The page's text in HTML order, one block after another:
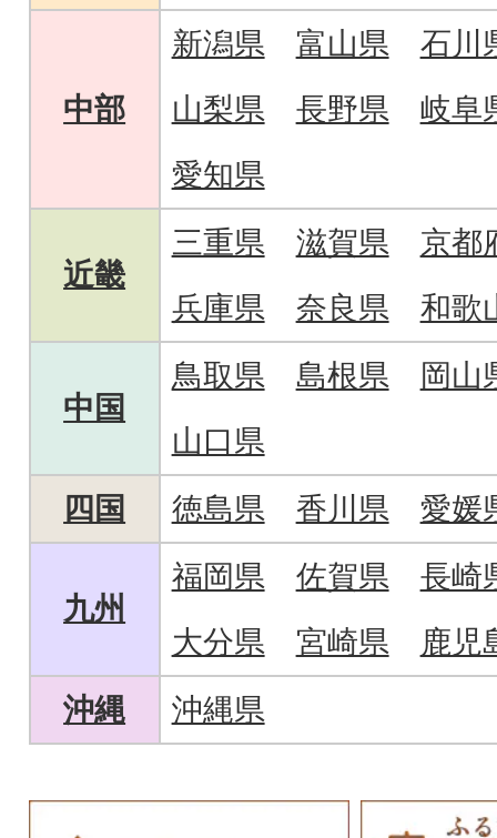
中部
新潟県 富山県
石川
山梨県
長野県
岐阜
愛知県
近畿
三重県 滋賀県
京都
兵庫県
奈良県 和歌
中国
鳥取県 島根県
岡山
山口県
四国
徳島県 香川県 愛媛
九州
福岡県 佐賀県
長崎
大分県
宮崎県
鹿児
沖縄
沖縄県